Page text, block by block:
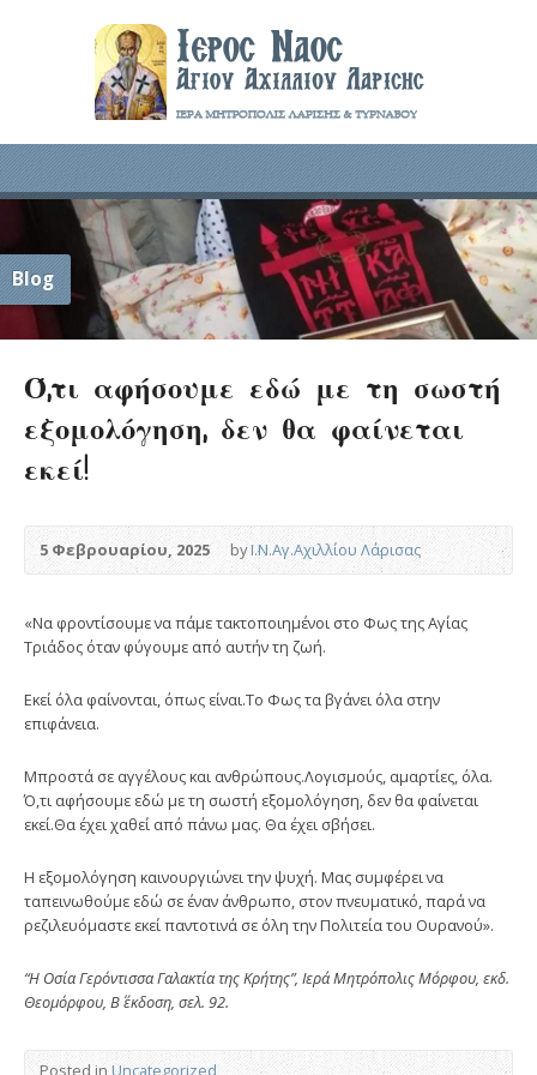
Blog
Ό,τι αφήσουμε εδώ με τη σωστή
εξομολόγηση, δεν θα φαίνεται
εκεί!
5 Φεβρουαρίου, 2025 byΙ.Ν.Αγ.Αχιλλίου Λάρισας
«Να φροντίσουμε να πάμε τακτοποιημένοι στο Φως της Αγίας
Τριάδος όταν φύγουμε από αυτήν τη ζωή.
Εκεί όλα φαίνονται, όπως είναι.Το Φως τα βγάνει όλα στην
επιφάνεια.
Μπροστά σε αγγέλους και ανθρώπους.Λογισμούς, αμαρτίες, όλα.
Ό,τι αφήσουμε εδώ με τη σωστή εξομολόγηση, δεν θα φαίνεται
εκεί.Θα έχει χαθεί από πάνω μας. Θα έχει σβήσει.
Η εξομολόγηση καινουργιώνει την ψυχή. Μας συμφέρει να
ταπεινωθούμε εδώ σε έναν άνθρωπο, στον πνευματικό, παρά να
ρεζιλευόμαστε εκεί παντοτινά σε όλη την Πολιτεία του Ουρανού».
“Η Οσία Γερόντισσα Γαλακτία της Κρήτης”, Ιερά Μητρόπολις Μόρφου, εκδ.
Θεομόρφου, Β΄ έκδοση, σελ. 92.
Posted in Uncategorized